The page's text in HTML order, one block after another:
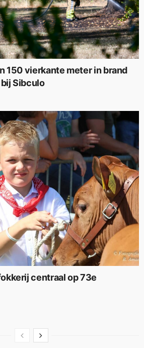
150 vierkante meter in brand
Sibculo
centraal op 73e